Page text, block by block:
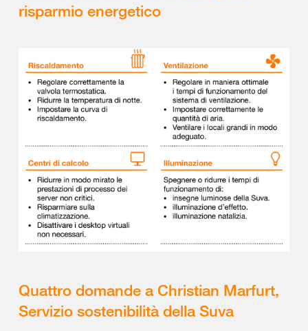
risparmio energetico
Quattro domande a Christian Marfurt,
Servizio sostenibilità della Suva